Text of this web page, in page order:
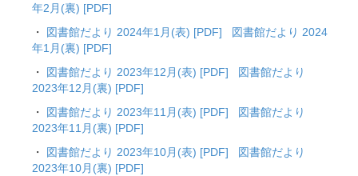
年2月(裏) [PDF]
・
図書館だより 2024年1月(表) [PDF]
図書館だより 2024
年1月(裏) [PDF]
・
図書館だより 2023年12月(表) [PDF]
図書館だより
2023年12月(裏) [PDF]
・
図書館だより 2023年11月(表) [PDF]
図書館だより
2023年11月(裏) [PDF]
・
図書館だより 2023年10月(表) [PDF]
図書館だより
2023年10月(裏) [PDF]